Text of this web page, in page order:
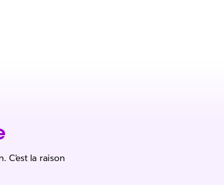
C’est la raison